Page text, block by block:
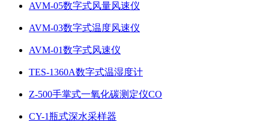
AVM-05数字式风量风速仪
AVM-03数字式温度风速仪
AVM-01数字式风速仪
TES-1360A数字式温湿度计
Z-500手掌式一氧化碳测定仪CO
CY-1瓶式深水采样器